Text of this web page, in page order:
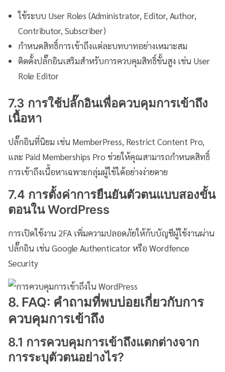
ใช้ระบบ User Roles (Administrator, Editor, Author,
Contributor, Subscriber)
กำหนดสิทธิ์การเข้าถึงแต่ละบทบาทอย่างเหมาะสม
ติดตั้งปลั๊กอินเสริมสำหรับการควบคุมสิทธิ์ขั้นสูง เช่น User
Role Editor
7.3 การใช้ปลั๊กอินเพื่อควบคุมการเข้าถึง
เนื้อหา
ปลั๊กอินที่นิยม เช่น MemberPress, Restrict Content Pro,
และ Paid Memberships Pro ช่วยให้คุณสามารถกำหนดสิทธิ์
การเข้าถึงเนื้อหาเฉพาะกลุ่มผู้ใช้ได้อย่างง่ายดาย
7.4 การตั้งค่าการยืนยันตัวตนแบบสองขั้น
ตอนใน WordPress
การเปิดใช้งาน 2FA เพิ่มความปลอดภัยให้กับบัญชีผู้ใช้งานผ่าน
ปลั๊กอิน เช่น Google Authenticator หรือ Wordfence
Security
8. FAQ: คำถามที่พบบ่อยเกี่ยวกับการ
ควบคุมการเข้าถึง
8.1 การควบคุมการเข้าถึงแตกต่างจาก
การระบุตัวตนอย่างไร?